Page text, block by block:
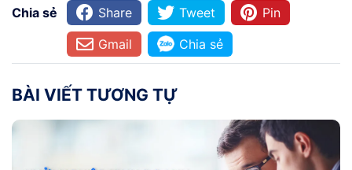
Chia sẻ Share Tweet
Pin
Gmail
Chia sẻ
BÀI VIẾT TƯƠNG TỰ